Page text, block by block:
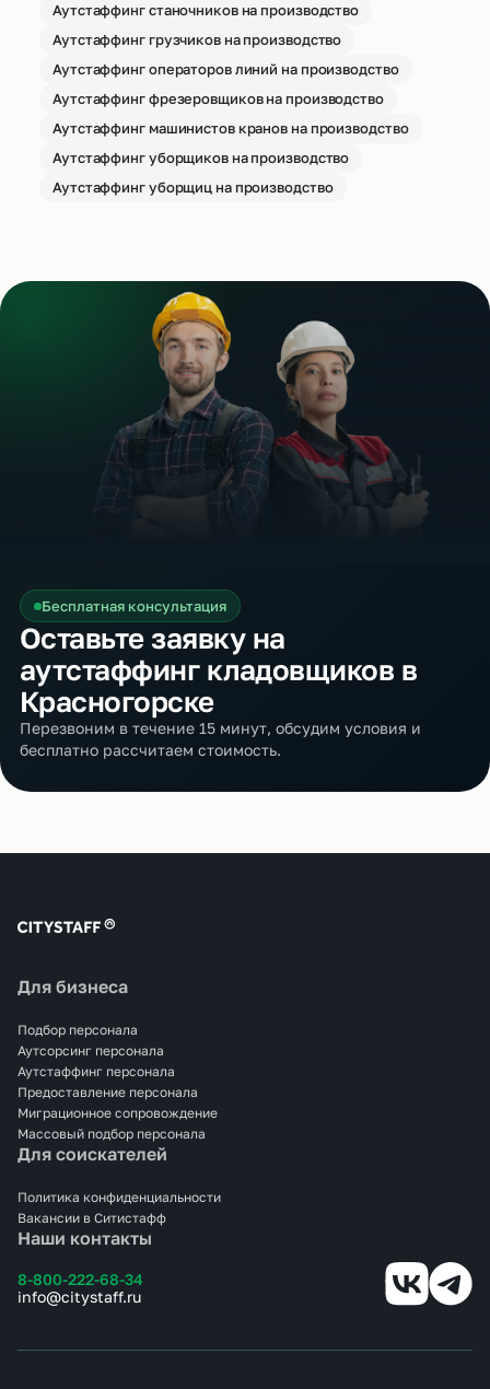
Аутстаффинг станочников на производство
Аутстаффинг грузчиков на производство
Аутстаффинг операторов линий на производство
Аутстаффинг фрезеровщиков на производство
Аутстаффинг машинистов кранов на производство
Аутстаффинг уборщиков на производство
Аутстаффинг уборщиц на производство
Бесплатная консультация
Оставьте заявку на
аутстаффинг кладовщиков в
Красногорске
Перезвоним в течение 15 минут, обсудим условия и
бесплатно рассчитаем стоимость.
Наши контакты
8-800-222-68-34
info@citystaff.ru
Для бизнеса
Подбор персонала
Аутсорсинг персонала
Аутстаффинг персонала
Предоставление персонала
Миграционное сопровождение
Массовый подбор персонала
Для соискателей
Политика конфиденциальности
Вакансии в Ситистафф